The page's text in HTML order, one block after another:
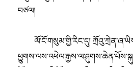
བཙལ།
ལོ་ངོ་གསུམ་གྱི་རིང་དུ།